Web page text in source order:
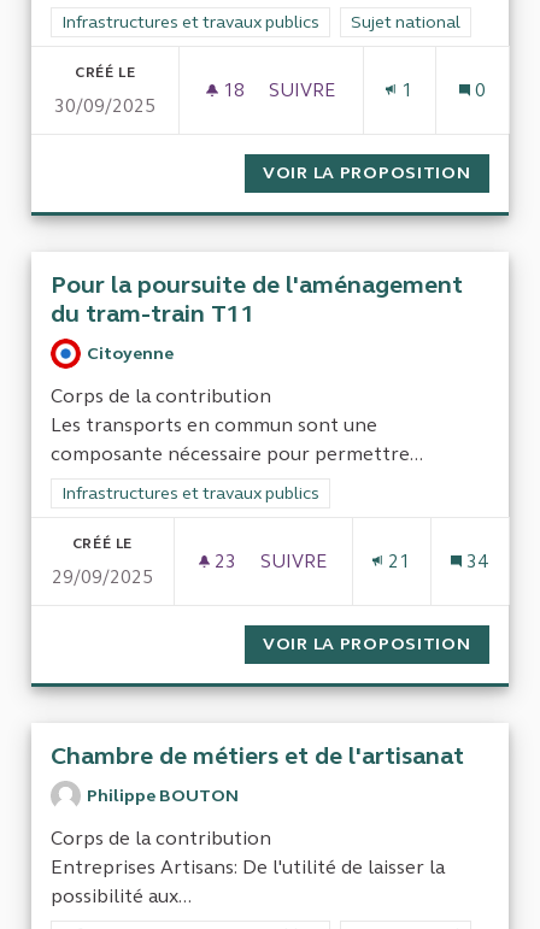
Filtrer les résultats de la catégorie : Infrastructures et
Infrastructures et travaux publics Filtrer les résultats
Sujet national
CRÉÉ LE
30/09/2025
18 18 ABONNÉS
SUIVRE
1 0
VOIR LA PROPOSITION
Pour la poursuite de l'aménagement
du tram-train T11
Citoyenne
Corps de la contribution
Les transports en commun sont une
composante nécessaire pour permettre...
Filtrer les résultats de la catégorie : Infrastructures et
Infrastructures et travaux publics
CRÉÉ LE
29/09/2025
23 23 ABONNÉS
SUIVRE
21 34
VOIR LA PROPOSITION
Chambre de métiers et de l'artisanat
Philippe BOUTON
Corps de la contribution
Entreprises Artisans: De l'utilité de laisser la
possibilité aux...